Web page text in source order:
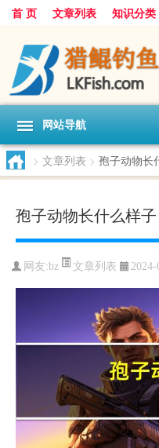
首 页 文章列表 知识分类
网站导航
> 文章列表 > 孢子动物长
孢子动物长什么样子
网友:bz 文章列表 2024-